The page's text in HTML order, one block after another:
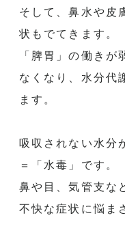
そして、鼻水や皮
状もでてきます。
「脾胃」の働き
なくなり、 水分代
ます。
吸収されない水分
＝「水毒」です。
鼻や目、気管支な
不快な症状に悩ま